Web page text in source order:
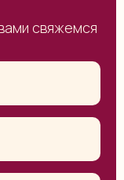
свяжемся